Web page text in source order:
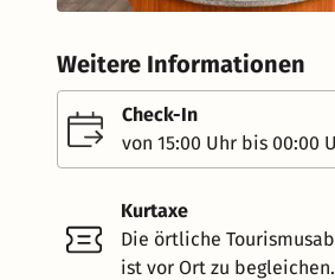
Weitere Informationen
Check-In
von 15:00 Uhr bis 00:00
Kurtaxe
Die örtliche
ist vor Ort zu begleichen.